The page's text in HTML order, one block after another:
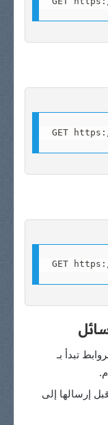
GET
تبدأ بـ
إرسالها إلى